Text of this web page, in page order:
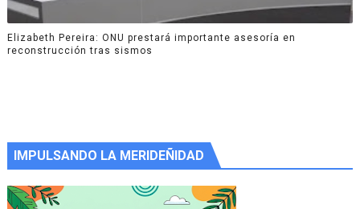
Elizabeth Pereira: ONU prestará importante asesoría en
reconstrucción tras sismos
IMPULSANDO LA MERIDEÑIDAD